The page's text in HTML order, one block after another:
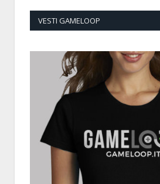
VESTI GAMELOOP